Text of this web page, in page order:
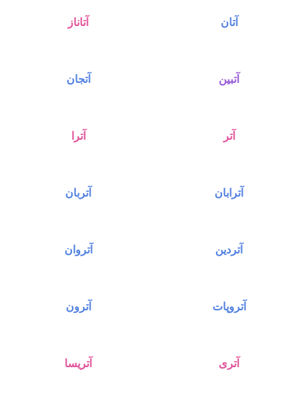
آتان آتاناز
آتبین آتجان
آتر آترا
آترابان آتربان
آتردین آتروان
آتروپات آترون
آتری آتریسا